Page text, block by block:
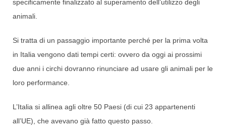
specificamente finalizzato al superamento dell’utilizzo degli
animali.
Si tratta di un passaggio importante perché per la prima volta
in Italia vengono dati tempi certi: ovvero da oggi ai prossimi
due anni i circhi dovranno rinunciare ad usare gli animali per le
loro performance.
L’Italia si allinea agli oltre 50 Paesi (di cui 23 appartenenti
all’UE), che avevano già fatto questo passo.